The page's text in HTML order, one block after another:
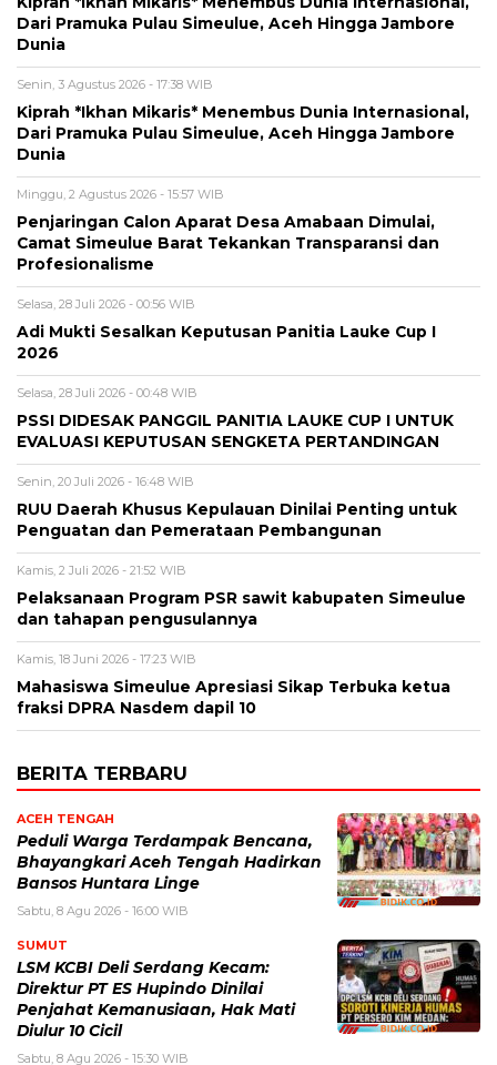
Dari Pramuka Pulau Simeulue, Aceh Hingga Jambore
Dunia
Senin, 3 Agustus 2026 - 17:38 WIB
Kiprah *Ikhan Mikaris* Menembus Dunia Internasional,
Dari Pramuka Pulau Simeulue, Aceh Hingga Jambore
Dunia
Minggu, 2 Agustus 2026 - 15:57 WIB
Penjaringan Calon Aparat Desa Amabaan Dimulai,
Camat Simeulue Barat Tekankan Transparansi dan
Profesionalisme
Selasa, 28 Juli 2026 - 00:56 WIB
Adi Mukti Sesalkan Keputusan Panitia Lauke Cup I
2026
Selasa, 28 Juli 2026 - 00:48 WIB
PSSI DIDESAK PANGGIL PANITIA LAUKE CUP I UNTUK
EVALUASI KEPUTUSAN SENGKETA PERTANDINGAN
Senin, 20 Juli 2026 - 16:48 WIB
RUU Daerah Khusus Kepulauan Dinilai Penting untuk
Penguatan dan Pemerataan Pembangunan
Kamis, 2 Juli 2026 - 21:52 WIB
Pelaksanaan Program PSR sawit kabupaten Simeulue
dan tahapan pengusulannya
Kamis, 18 Juni 2026 - 17:23 WIB
Mahasiswa Simeulue Apresiasi Sikap Terbuka ketua
fraksi DPRA Nasdem dapil 10
BERITA TERBARU
ACEH TENGAH
Peduli Warga Terdampak Bencana,
Bhayangkari Aceh Tengah Hadirkan
Bansos Huntara Linge
Sabtu, 8 Agu 2026 - 16:00 WIB
SUMUT
LSM KCBI Deli Serdang Kecam:
Direktur PT ES Hupindo Dinilai
Penjahat Kemanusiaan, Hak Mati
Diulur 10 Cicil
Sabtu, 8 Agu 2026 - 15:30 WIB